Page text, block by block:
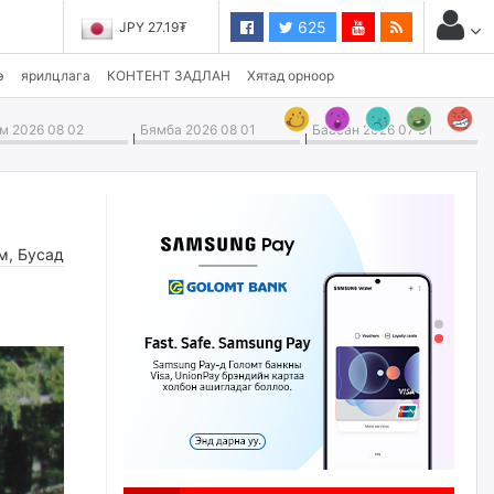
JPY 27.19₮ 625
ярилцлага КОНТЕНТ ЗАДЛАН Хятад орноор
2026 08 02 Бямба 2026 08 01 Баасан 2026 07 31
, Бусад